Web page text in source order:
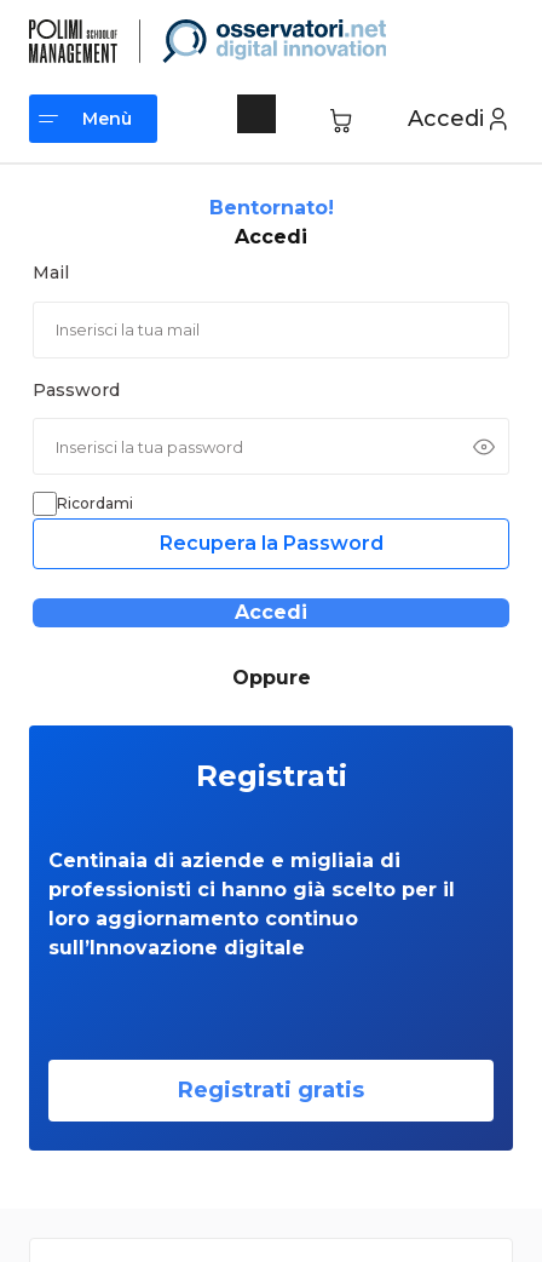
contenuto
Accedi
Menù
Bentornato!
Accedi
Mail
Password
Ricordami
Recupera la Password
Accedi
Oppure
Registrati
Centinaia di aziende e migliaia di
professionisti ci hanno già scelto per il
loro aggiornamento continuo
sull’Innovazione digitale
Registrati gratis